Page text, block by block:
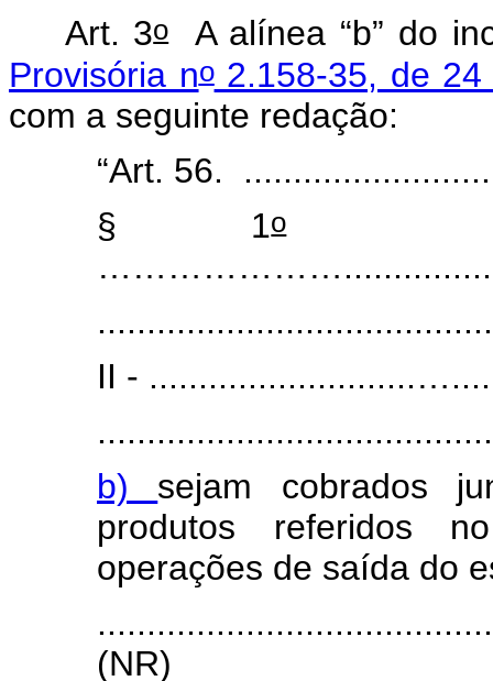
Art. 3oA alínea “b” do
Provisória no2.158-35, de 24
com a seguinte redação:
“Art. 56.
§ 1o
…………………...............
II -
b) sejam cobrados
produtos referidos
operações de saída do
(NR)